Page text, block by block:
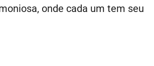
onde cada um tem seu